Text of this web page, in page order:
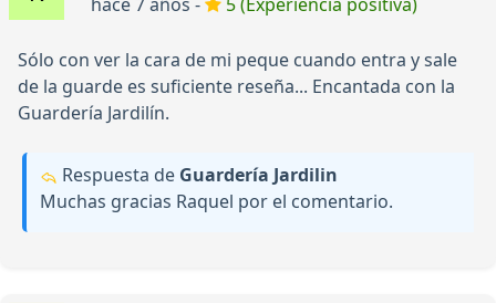
Sólo con ver la cara de mi peque cuando entra y sale
de la guarde es suficiente reseña... Encantada con la
Guardería Jardilín.
Respuesta de Guardería Jardilin
Muchas gracias Raquel por el comentario.